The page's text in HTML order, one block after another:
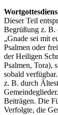
Dieser Teil
Begrüßung z. B.
„Gnade sei mit
Psalmen oder
der Heiligen
Psalmen, Tora),
sobald
z. B. durch
Beiträgen. Die
Verfolgte, die